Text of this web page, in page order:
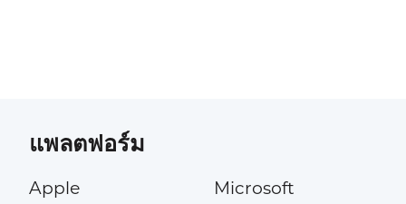
แพลตฟอร์ม
Apple
Microsoft